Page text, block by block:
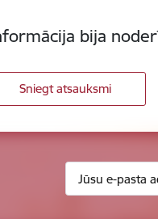
bija
Sniegt atsauksmi